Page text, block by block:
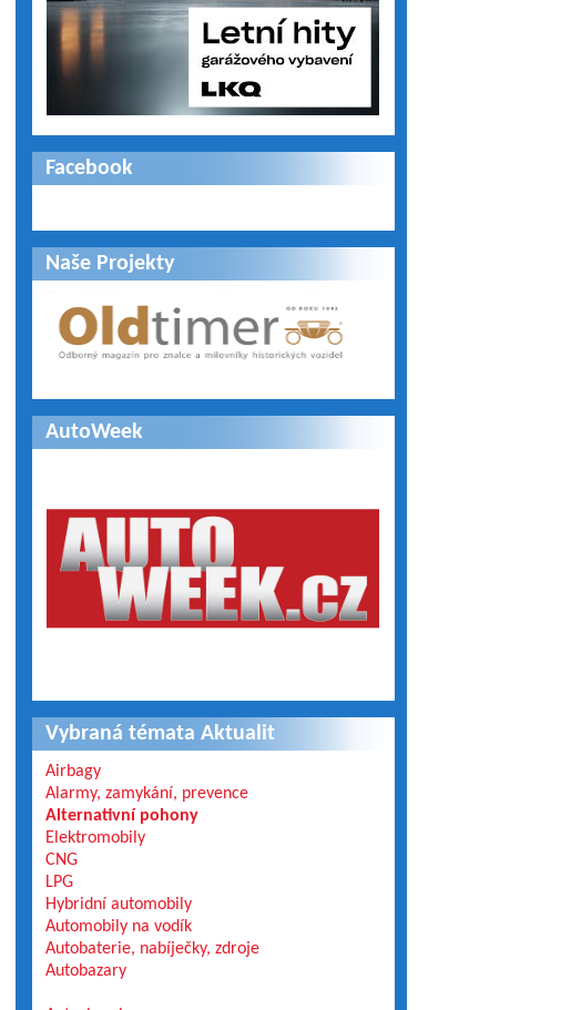
Facebook
Naše Projekty
AutoWeek
Vybraná témata Aktualit
Airbagy
Alarmy, zamykání, prevence
Alternativní pohony
Elektromobily
CNG
LPG
Hybridní automobily
Automobily na vodík
Autobaterie, nabíječky, zdroje
Autobazary